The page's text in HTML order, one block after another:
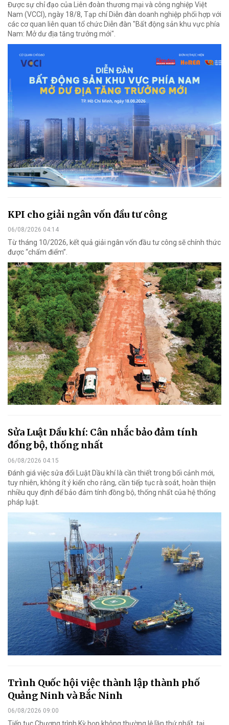
Được sự chỉ đạo của Liên đoàn thương mại và công nghiệp Việt
Nam (VCCI), ngày 18/8, Tạp chí Diễn đàn doanh nghiệp phối hợp với
các cơ quan liên quan tổ chức Diễn đàn "Bất động sản khu vực phía
Nam: Mở dư địa tăng trưởng mới".
KPI cho giải ngân vốn đầu tư công
06/08/2026 04:14
Từ tháng 10/2026, kết quả giải ngân vốn đầu tư công sẽ chính thức
được “chấm điểm”.
Sửa Luật Dầu khí: Cân nhắc bảo đảm tính
đồng bộ, thống nhất
06/08/2026 04:15
Đánh giá việc sửa đổi Luật Dầu khí là cần thiết trong bối cảnh mới,
tuy nhiên, không ít ý kiến cho rằng, cần tiếp tục rà soát, hoàn thiện
nhiều quy định để bảo đảm tính đồng bộ, thống nhất của hệ thống
pháp luật.
Trình Quốc hội việc thành lập thành phố
Quảng Ninh và Bắc Ninh
06/08/2026 09:00